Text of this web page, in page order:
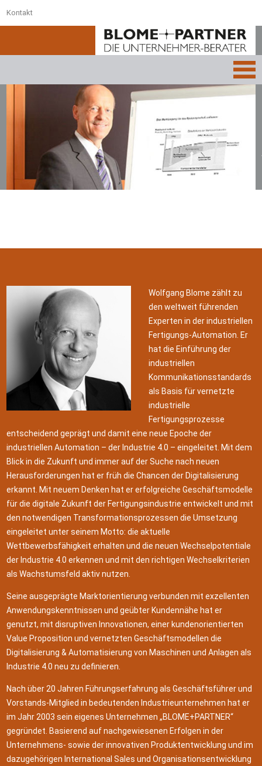
Kontakt
Wolfgang Blome zählt zu
den weltweit führenden
Experten in der industriellen
Fertigungs-Automation. Er
hat die Einführung der
industriellen
Kommunikationsstandards
als Basis für vernetzte
industrielle
Fertigungsprozesse
entscheidend geprägt und damit eine neue Epoche der
industriellen Automation – der Industrie 4.0 – eingeleitet. Mit dem
Blick in die Zukunft und immer auf der Suche nach neuen
Herausforderungen hat er früh die Chancen der Digitalisierung
erkannt. Mit neuem Denken hat er erfolgreiche Geschäftsmodelle
für die digitale Zukunft der Fertigungsindustrie entwickelt und mit
den notwendigen Transformationsprozessen die Umsetzung
eingeleitet unter seinem Motto: die aktuelle
Wettbewerbsfähigkeit erhalten und die neuen Wechselpotentiale
der Industrie 4.0 erkennen und mit den richtigen Wechselkriterien
als Wachstumsfeld aktiv nutzen.
Seine ausgeprägte Marktorientierung verbunden mit exzellenten
Anwendungskenntnissen und geübter Kundennähe hat er
genutzt, mit disruptiven Innovationen, einer kundenorientierten
Value Proposition und vernetzten Geschäftsmodellen die
Digitalisierung & Automatisierung von Maschinen und Anlagen als
Industrie 4.0 neu zu definieren.
Nach über 20 Jahren Führungserfahrung als Geschäftsführer und
Vorstands-Mitglied in bedeutenden Industrieunternehmen hat er
im Jahr 2003 sein eigenes Unternehmen „BLOME+PARTNER“
gegründet. Basierend auf nachgewiesenen Erfolgen in der
Unternehmens- sowie der innovativen Produktentwicklung und im
dazugehörigen International Sales und Organisationsentwicklung